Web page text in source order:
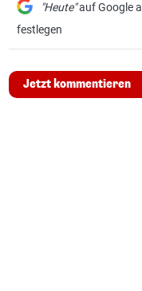
"Heute"auf Google
festlegen
Jetzt kommentieren